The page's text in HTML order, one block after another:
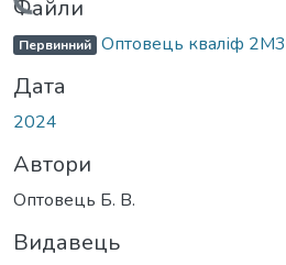
Файли
Первинний Оптовець кваліф
Дата
2024
Автори
Оптовець Б. В.
Видавець